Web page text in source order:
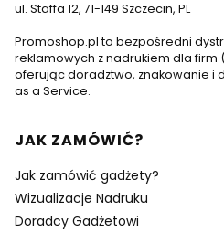
ul. Staffa 12, 71-149 Szczecin, PL
Promoshop.pl to bezpośredni
reklamowych z nadrukiem dla firm
oferując doradztwo, znakowanie i
as a Service.
Linki w stopce
JAK ZAMÓWIĆ?
Jak zamówić gadżety?
Wizualizacje Nadruku
Doradcy Gadżetowi